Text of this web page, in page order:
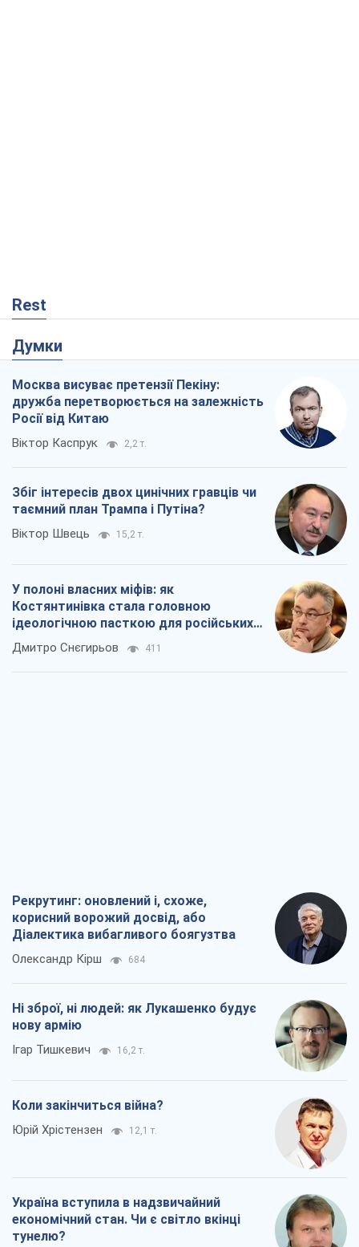
Rest
Думки
Москва висуває претензії Пекіну:
дружба перетворюється на залежність
Росії від Китаю
Віктор Каспрук 2,2 т.
Збіг інтересів двох цинічних гравців чи
таємний план Трампа і Путіна?
Віктор Швець 15,2 т.
У полоні власних міфів: як
Костянтинівка стала головною
ідеологічною пасткою для російських
окупантів
Дмитро Снєгирьов 411
Рекрутинг: оновлений і, схоже,
корисний ворожий досвід, або
Діалектика вибагливого боягузтва
Олександр Кірш 684
Ні зброї, ні людей: як Лукашенко будує
нову армію
Ігар Тишкевич 16,2 т.
Коли закінчиться війна?
Юрій Хрістензен 12,1 т.
Україна вступила в надзвичайний
економічний стан. Чи є світло вкінці
тунелю?